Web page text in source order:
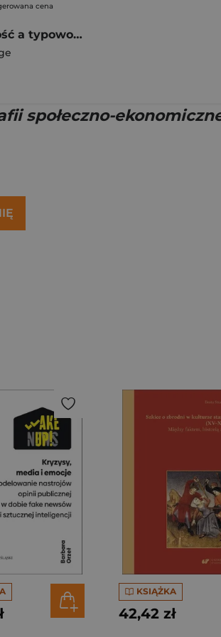
cena
Unikalność a typowość złożonego układu osadniczego
społeczno-
KSIĄŻKA
42,42 zł